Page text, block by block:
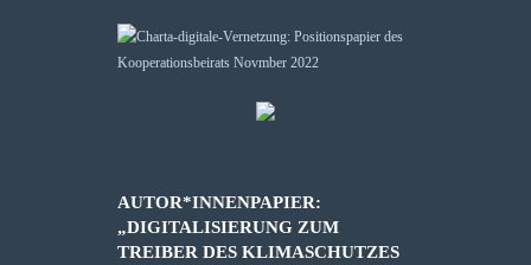
AUTOR*INNENPAPIER:
„DIGITALISIERUNG ZUM
TREIBER DES KLIMASCHUTZES